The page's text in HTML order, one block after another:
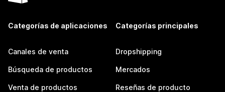
Categorías de aplicaciones
Canales de venta
Búsqueda de productos
Venta de productos
Categorías principales
Dropshipping
Mercados
Reseñas de producto